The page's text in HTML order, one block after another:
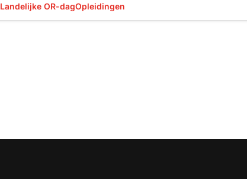
Landelijke OR-dagOpleidingen